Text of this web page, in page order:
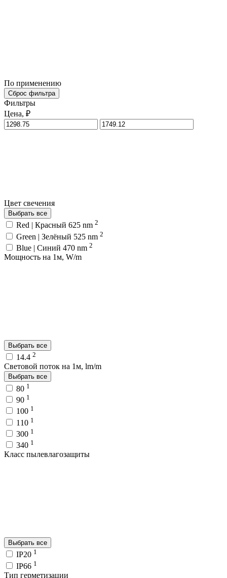
По применению
Сброс фильтра
Фильтры
Цена, ₽
Цвет свечения
Выбрать все
Red | Красный 625 nm 2
Green | Зелёный 525 nm 2
Blue | Синий 470 nm 2
Мощность на 1м, W/m
Выбрать все
14.4 2
Световой поток на 1м, lm/m
Выбрать все
80 1
90 1
100 1
110 1
300 1
340 1
Класс пылевлагозащиты
Выбрать все
IP20 1
IP66 1
Тип герметизации